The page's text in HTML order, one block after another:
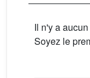
Il n'y a
Soyez le